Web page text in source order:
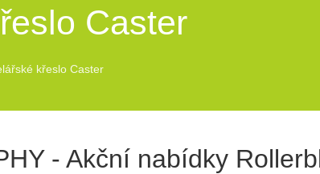
Caster
křeslo Caster
- Akční nabídky